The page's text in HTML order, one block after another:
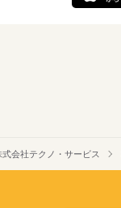
式会社テクノ・サービス